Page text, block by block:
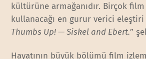
kültürüne armağanıdır. Birçok
kullanacağı en gurur verici eleştiri
Thumbs Up! — Siskel and Ebert.”
Hayatının büyük bölümü film